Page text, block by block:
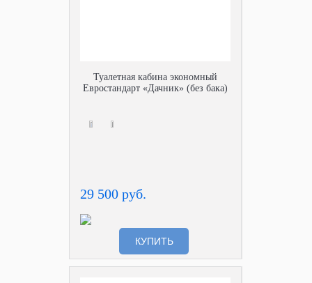
Туалетная кабина экономный
Евростандарт «Дачник» (без бака)
29 500 руб.
КУПИТЬ